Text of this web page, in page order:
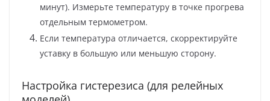
минут). Измерьте температуру в точке прогрева
отдельным термометром.
Если температура отличается, скорректируйте
уставку в большую или меньшую сторону.
Настройка гистерезиса (для релейных